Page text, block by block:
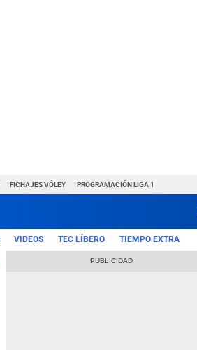
FICHAJES VÓLEY PROGRAMACIÓN LIGA 1
VIDEOS TEC LÍBERO TIEMPO EXTRA